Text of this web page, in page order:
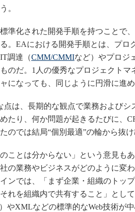
。
準化された開発手順を持つことで
。EAにおける開発手順とは、プ
調達（CMM/CMMIなど）やプロジ
のだ。1人の優秀なプロジェクト
になっても、同じように円滑に進
は、長期的な観点で業務およびシ
たり、何か問題が起きるたびに、
のでは結局“個別最適”の輪から抜け
ことは分からない」という意見も
の業務やビジネスがどのように変
ンでは、「まず企業・組織のトッ
れを組織内で共有すること」とし
）やXMLなどの標準的なWeb技術が